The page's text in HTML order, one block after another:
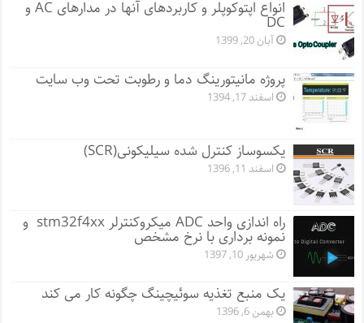
انواع اپتوکوپلر و کاربردهای آنها در مدارهای AC و
DC
آبان 20, 1399
پروژه مانيتورينگ دما و رطوبت تحت وب سایت
اسفند 17, 1394
یکسوساز کنترل شده سیلیکونی(SCR)
اسفند 11, 1396
راه اندازی واحد ADC میکروکنترلر stm32f4xx و
نمونه برداری با نرخ مشخص
شهریور 10, 1397
یک منبع تغذیه سوئیچینگ چگونه کار می کند
بهمن 6, 1396